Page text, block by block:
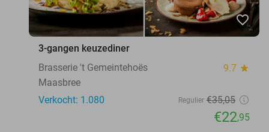
favorite_border
3-gangen keuzediner
Brasserie 't Gemeintehoës
9.7 star
Maasbree
Verkocht: 1.080
Regulier €35,05
€22,95